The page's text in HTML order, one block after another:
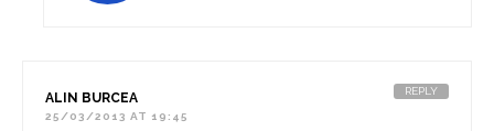
ALIN BURCEA
25/03/2013 AT 19:45
REPLY